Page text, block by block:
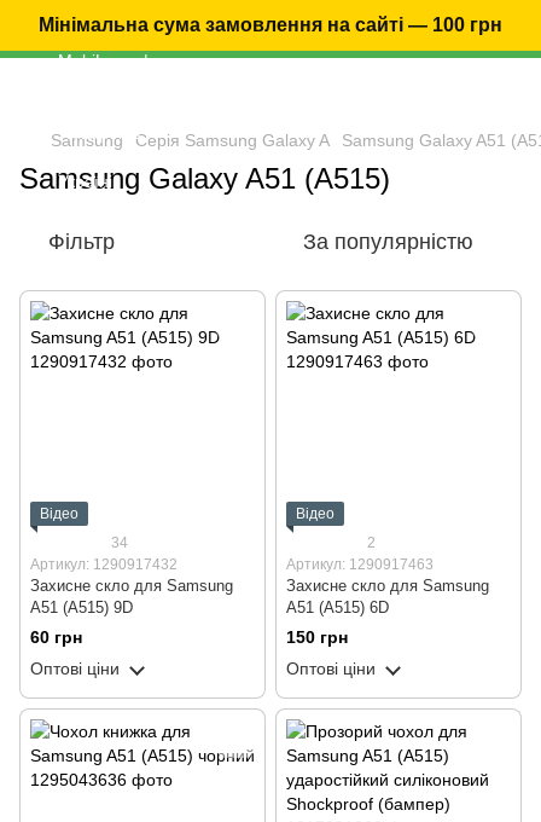
Мінімальна сума замовлення на сайті — 100 грн
Samsung Серія Samsung Galaxy A Samsung Galaxy A51
Samsung Galaxy A51 (A515)
Фільтр За популярністю
Відео
34
Артикул: 1290917432
Захисне скло для Samsung
A51 (A515) 9D
60 грн
Оптові ціни
Відео
2
Артикул: 1290917463
Захисне скло для Samsung
A51 (A515) 6D
150 грн
Оптові ціни